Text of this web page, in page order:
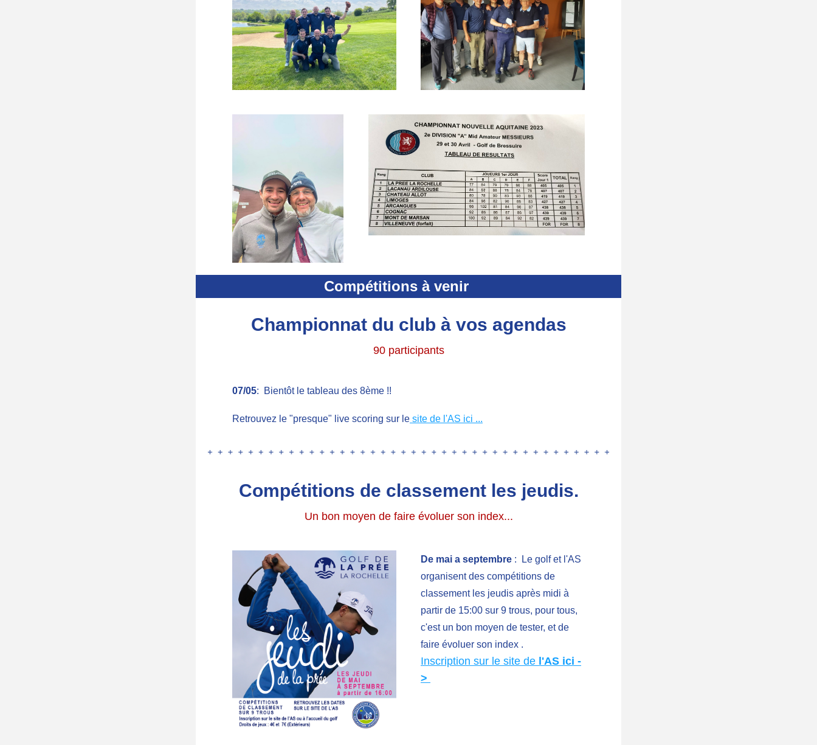
Compétitions à venir
Championnat du club à vos agendas
90 participants
07/05:  Bientôt le tableau des 8ème !!
Retrouvez le "presque" live scoring sur le site de l'AS ici ...
Compétitions de classement les jeudis.
Un bon moyen de faire évoluer son index...
De mai a septembre :  Le golf et l'AS
organisent des compétitions de
classement les jeudis après midi à
partir de 15:00 sur 9 trous, pour tous,
c'est un bon moyen de tester, et de
faire évoluer son index .
Inscription sur le site de l'AS ici -
>